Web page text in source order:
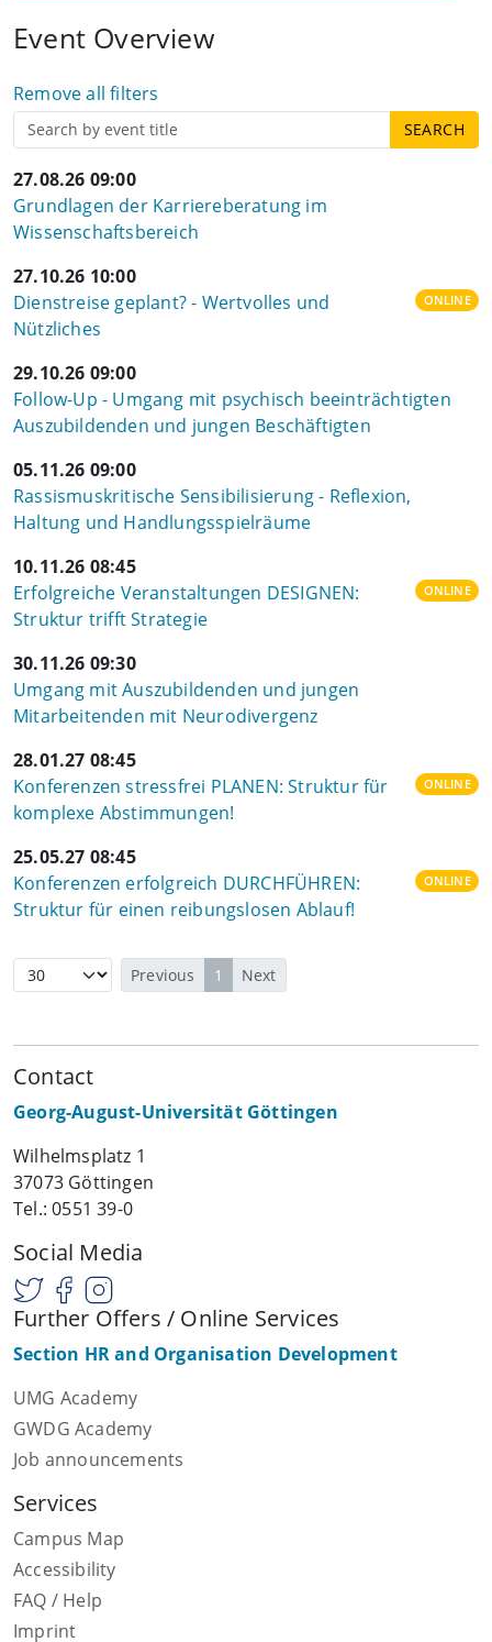
Event Overview
Remove all filters
27.08.26 09:00
Grundlagen der Karriereberatung im
Wissenschaftsbereich
27.10.26 10:00
Dienstreise geplant? - Wertvolles und
Nützliches
ONLINE
29.10.26 09:00
Follow-Up - Umgang mit psychisch beeinträchtigten
Auszubildenden und jungen Beschäftigten
05.11.26 09:00
Rassismuskritische Sensibilisierung - Reflexion,
Haltung und Handlungsspielräume
10.11.26 08:45
Erfolgreiche Veranstaltungen DESIGNEN:
Struktur trifft Strategie
ONLINE
30.11.26 09:30
Umgang mit Auszubildenden und jungen
Mitarbeitenden mit Neurodivergenz
28.01.27 08:45
Konferenzen stressfrei PLANEN: Struktur für
komplexe Abstimmungen!
ONLINE
25.05.27 08:45
Konferenzen erfolgreich DURCHFÜHREN:
Struktur für einen reibungslosen Ablauf!
ONLINE
Previous 1 Next
Contact
Georg-August-Universität Göttingen
Wilhelmsplatz 1
37073 Göttingen
Tel.: 0551 39-0
Social Media
Further Offers / Online Services
Section HR and Organisation Development
UMG Academy
GWDG Academy
Job announcements
Services
Campus Map
Accessibility
FAQ / Help
Imprint